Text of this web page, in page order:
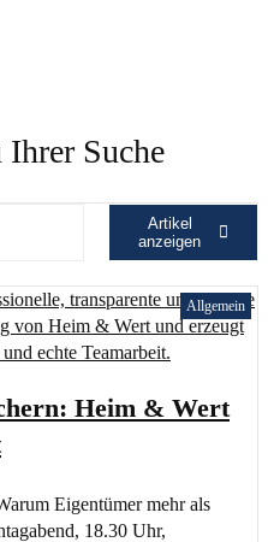
Ihrer Suche
Artikel
anzeigen
Allgemein
Heim & Wert
Eigentümer mehr als
18.30 Uhr,